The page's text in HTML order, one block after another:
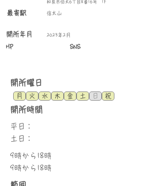
和泉市伯太6丁目8番16号 1F
最寄駅 信太山
​開所年月 2023年2月
HP SNS
​開所曜日
月 火 水 木 金 土 日 祝
​開所時間
平日：
土日：
9時から18時
9時から18時